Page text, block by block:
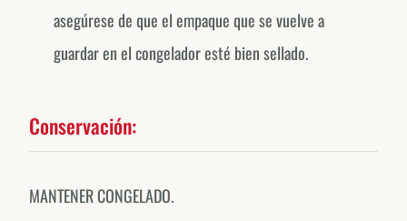
asegúrese de que el empaque que se vuelve a
guardar en el congelador esté bien sellado.
Conservación:
MANTENER CONGELADO.